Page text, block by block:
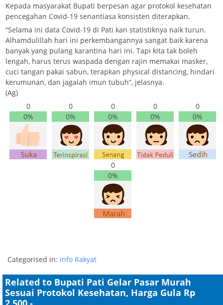
Kepada masyarakat Bupati berpesan agar protokol kesehatan
pencegahan Covid-19 senantiasa konsisten diterapkan.
“Selama ini data Covid-19 di Pati kan statistiknya naik turun.
Alhamdulillah hari ini perkembangannya sangat baik karena
banyak yang pulang karantina hari ini. Tapi kita tak boleh
lengah, harus terus waspada dengan rajin memakai masker,
cuci tangan pakai sabun, terapkan physical distancing, hindari
kerumunan, dan jagalah imun tubuh”, jelasnya.
(Ag)
0
0%
0
0%
0
0%
0
0%
0
0%
0
0%
Categorised in: Info Rakyat
Related to Bupati Pati Gelar Pasar Murah
Sesuai Protokol Kesehatan, Harga Gula Rp